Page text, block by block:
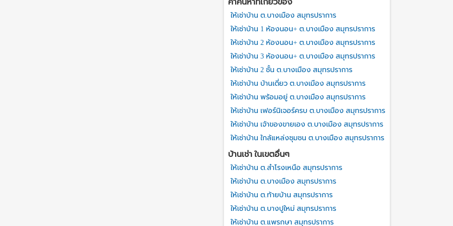
คำค้นหาที่เกี่ยวข้อง
ให้เช่าบ้าน ต.บางเมือง สมุทรปราการ
ให้เช่าบ้าน 1 ห้องนอน+ ต.บางเมือง สมุทรปราการ
ให้เช่าบ้าน 2 ห้องนอน+ ต.บางเมือง สมุทรปราการ
ให้เช่าบ้าน 3 ห้องนอน+ ต.บางเมือง สมุทรปราการ
ให้เช่าบ้าน 2 ชั้น ต.บางเมือง สมุทรปราการ
ให้เช่าบ้าน บ้านเดี่ยว ต.บางเมือง สมุทรปราการ
ให้เช่าบ้าน พร้อมอยู่ ต.บางเมือง สมุทรปราการ
ให้เช่าบ้าน เฟอร์นิเจอร์ครบ ต.บางเมือง สมุทรปราการ
ให้เช่าบ้าน เจ้าของขายเอง ต.บางเมือง สมุทรปราการ
ให้เช่าบ้าน ใกล้แหล่งชุมชน ต.บางเมือง สมุทรปราการ
บ้านเช่า ในเขตอื่นๆ
ให้เช่าบ้าน ต.สำโรงเหนือ สมุทรปราการ
ให้เช่าบ้าน ต.บางเมือง สมุทรปราการ
ให้เช่าบ้าน ต.ท้ายบ้าน สมุทรปราการ
ให้เช่าบ้าน ต.บางปูใหม่ สมุทรปราการ
ให้เช่าบ้าน ต.แพรกษา สมุทรปราการ